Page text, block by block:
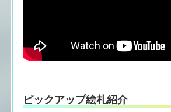
ピックアップ絵札紹介